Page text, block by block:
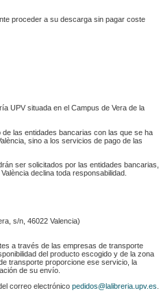
proceder a su descarga sin pagar coste
UPV situada en el Campus de Vera de la
las entidades bancarias con las que se ha
sino a los servicios de pago de las
ser solicitados por las entidades bancarias,
declina toda responsabilidad.
s/n, 46022 Valencia)
a través de las empresas de transporte
del producto escogido y de la zona
transporte proporcione ese servicio, la
de su envío.
correo electrónico pedidos@lalibreria.upv.es